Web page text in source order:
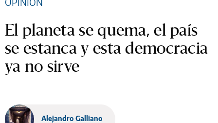
El planeta se quema, el país
se estanca y esta democracia
ya no sirve
Alejandro Galliano